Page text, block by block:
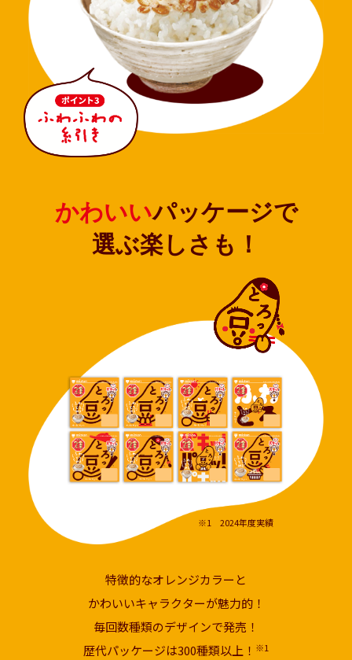
特徴的なオレンジカラーと
かわいいキャラクターが魅力的！
毎回数種類のデザインで発売！
歴代パッケージは300種類以上！ ※1
かわいいパッケージで
選ぶ楽しさも！
※1 2024年度実績